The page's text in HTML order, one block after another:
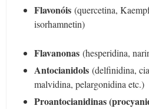
Flavonóis (quercetina,
isorhamnetin)
Flavanonas (hesperidina,
Antocianidols (delfinidina,
malvidina, pelargonidina etc.)
Proantocianidinas